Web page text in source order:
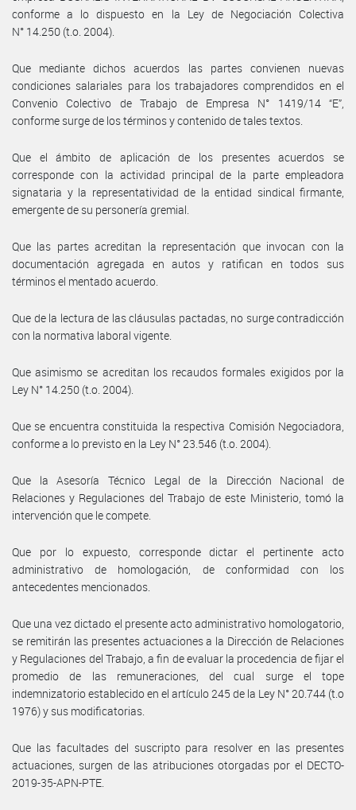
conforme a lo dispuesto en la Ley de Negociación Colectiva
N° 14.250 (t.o. 2004).
Que mediante dichos acuerdos las partes convienen nuevas
condiciones salariales para los trabajadores comprendidos en el
Convenio Colectivo de Trabajo de Empresa N° 1419/14 “E”,
conforme surge de los términos y contenido de tales textos.
Que el ámbito de aplicación de los presentes acuerdos se
corresponde con la actividad principal de la parte empleadora
signataria y la representatividad de la entidad sindical firmante,
emergente de su personería gremial.
Que las partes acreditan la representación que invocan con la
documentación agregada en autos y ratifican en todos sus
términos el mentado acuerdo.
Que de la lectura de las cláusulas pactadas, no surge contradicción
con la normativa laboral vigente.
Que asimismo se acreditan los recaudos formales exigidos por la
Ley N° 14.250 (t.o. 2004).
Que se encuentra constituida la respectiva Comisión Negociadora,
conforme a lo previsto en la Ley N° 23.546 (t.o. 2004).
Que la Asesoría Técnico Legal de la Dirección Nacional de
Relaciones y Regulaciones del Trabajo de este Ministerio, tomó la
intervención que le compete.
Que por lo expuesto, corresponde dictar el pertinente acto
administrativo de homologación, de conformidad con los
antecedentes mencionados.
Que una vez dictado el presente acto administrativo homologatorio,
se remitirán las presentes actuaciones a la Dirección de Relaciones
y Regulaciones del Trabajo, a fin de evaluar la procedencia de fijar el
promedio de las remuneraciones, del cual surge el tope
indemnizatorio establecido en el artículo 245 de la Ley N° 20.744 (t.o
1976) y sus modificatorias.
Que las facultades del suscripto para resolver en las presentes
actuaciones, surgen de las atribuciones otorgadas por el DECTO-
2019-35-APN-PTE.